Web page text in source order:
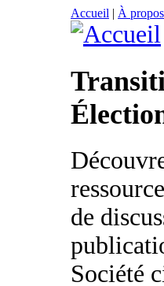
Accueil | À
de
Société